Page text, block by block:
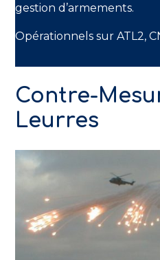
gestion d’armements.
Opérationnels sur ATL2,
Contre-
Leurres